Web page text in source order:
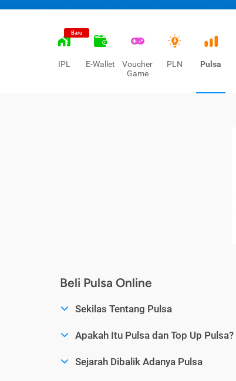
Baru
IPL E-Wallet
Voucher
Game
PLN Pulsa
Beli Pulsa Online
Sekilas Tentang Pulsa
Apakah Itu Pulsa dan Top Up Pulsa?
Sejarah Dibalik Adanya Pulsa